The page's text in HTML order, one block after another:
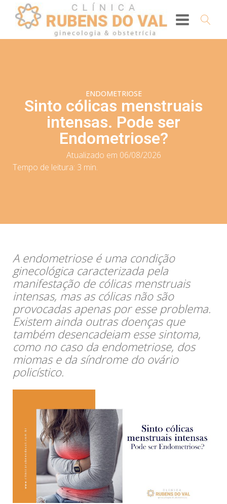
ENDOMETRIOSE
Sinto cólicas menstruais
intensas. Pode ser
Endometriose?
Atualizado em 06/08/2026
Tempo de leitura: 3 min.
A endometriose é uma condição
ginecológica caracterizada pela
manifestação de cólicas menstruais
intensas, mas as cólicas não são
provocadas apenas por esse problema.
Existem ainda outras doenças que
também desencadeiam esse sintoma,
como no caso da endometriose, dos
miomas e da síndrome do ovário
policístico.